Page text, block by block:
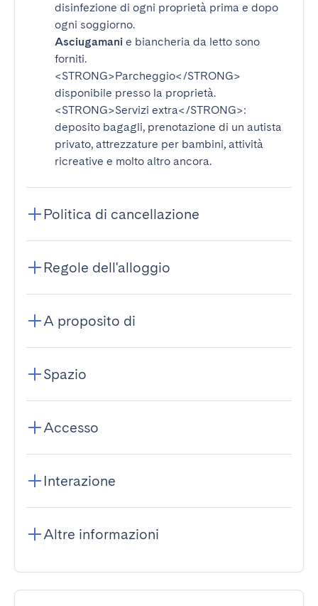
disinfezione di ogni proprietà prima e dopo
ogni soggiorno.
Asciugamani e biancheria da letto sono
forniti.
<STRONG>Parcheggio</STRONG>
disponibile presso la proprietà.
<STRONG>Servizi extra</STRONG>:
deposito bagagli, prenotazione di un autista
privato, attrezzature per bambini, attività
ricreative e molto altro ancora.
Politica di cancellazione
Regole dell'alloggio
A proposito di
Spazio
Accesso
Interazione
Altre informazioni